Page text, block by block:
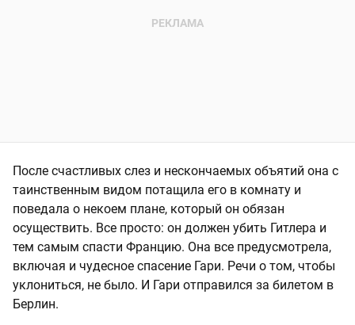
После счастливых слез и нескончаемых объятий она с
таинственным видом потащила его в комнату и
поведала о некоем плане, который он обязан
осуществить. Все просто: он должен убить Гитлера и
тем самым спасти Францию. Она все предусмотрела,
включая и чудесное спасение Гари. Речи о том, чтобы
уклониться, не было. И Гари отправился за билетом в
Берлин.